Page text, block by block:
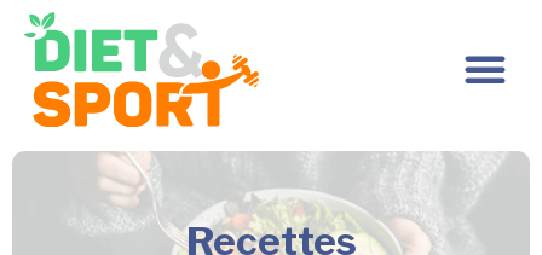
Recettes